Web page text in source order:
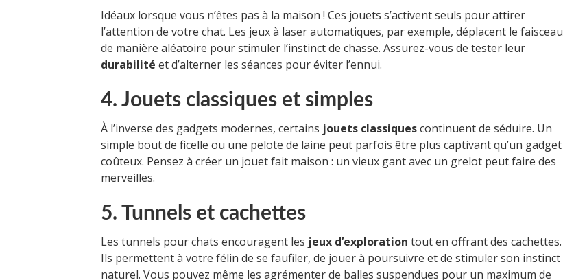
Idéaux lorsque vous n’êtes pas à la maison ! Ces jouets s’activent seuls pour attirer
l’attention de votre chat. Les jeux à laser automatiques, par exemple, déplacent le faisceau
de manière aléatoire pour stimuler l’instinct de chasse. Assurez-vous de tester leur
durabilité et d’alterner les séances pour éviter l’ennui.
4. Jouets classiques et simples
À l’inverse des gadgets modernes, certains jouets classiquescontinuent de séduire. Un
simple bout de ficelle ou une pelote de laine peut parfois être plus captivant qu’un gadget
coûteux. Pensez à créer un jouet fait maison : un vieux gant avec un grelot peut faire des
merveilles.
5. Tunnels et cachettes
Les tunnels pour chats encouragent les jeux d’exploration tout en offrant des cachettes.
Ils permettent à votre félin de se faufiler, de jouer à poursuivre et de stimuler son instinct
naturel. Vous pouvez même les agrémenter de balles suspendues pour un maximum de